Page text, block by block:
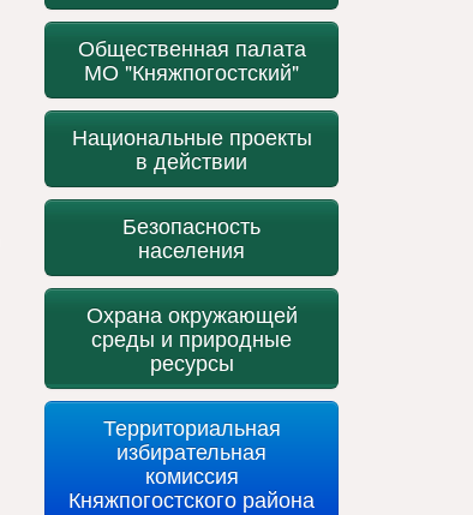
Общественная палата
МО "Княжпогостский"
Национальные проекты
в действии
Безопасность
населения
Охрана окружающей
среды и природные
ресурсы
Территориальная
избирательная
комиссия
Княжпогостского района